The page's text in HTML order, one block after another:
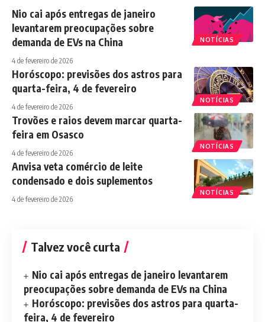
NOTÍCIAS
Nio cai após entregas de janeiro
levantarem preocupações sobre
demanda de EVs na China
4 de fevereiro de 2026
NOTÍCIAS
Horóscopo: previsões dos astros para
quarta-feira, 4 de fevereiro
4 de fevereiro de 2026
NOTÍCIAS
Trovões e raios devem marcar quarta-
feira em Osasco
4 de fevereiro de 2026
NOTÍCIAS
Anvisa veta comércio de leite
condensado e dois suplementos
4 de fevereiro de 2026
Talvez você curta
Nio cai após entregas de janeiro levantarem
preocupações sobre demanda de EVs na China
Horóscopo: previsões dos astros para quarta-
feira, 4 de fevereiro